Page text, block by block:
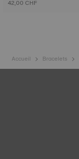
42,00 CHF
Accueil Bracelets